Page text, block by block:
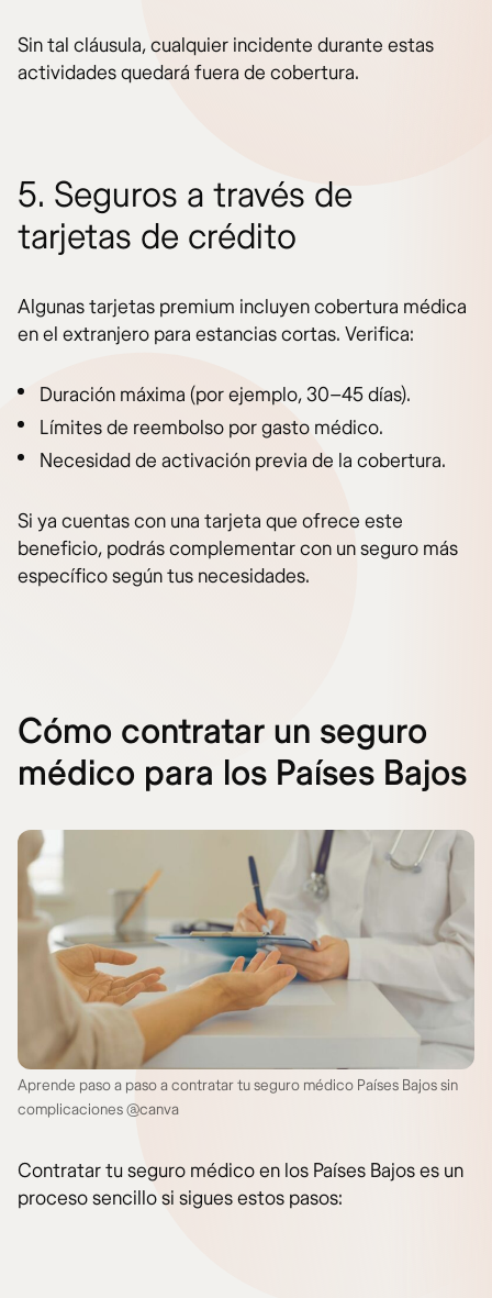
Sin tal cláusula, cualquier incidente durante estas
actividades quedará fuera de cobertura.
5. Seguros a través de
tarjetas de crédito
Algunas tarjetas premium incluyen cobertura médica
en el extranjero para estancias cortas. Verifica:
Duración máxima (por ejemplo, 30–45 días).
Límites de reembolso por gasto médico.
Necesidad de activación previa de la cobertura.
Si ya cuentas con una tarjeta que ofrece este
beneficio, podrás complementar con un seguro más
específico según tus necesidades.
Cómo contratar un seguro
médico para los Países Bajos
Aprende paso a paso a contratar tu seguro médico Países Bajos sin
complicaciones @canva
Contratar tu seguro médico en los Países Bajos es un
proceso sencillo si sigues estos pasos: